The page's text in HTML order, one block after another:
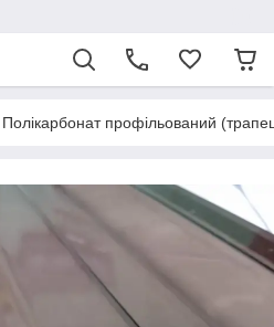
Полікарбонат профільований